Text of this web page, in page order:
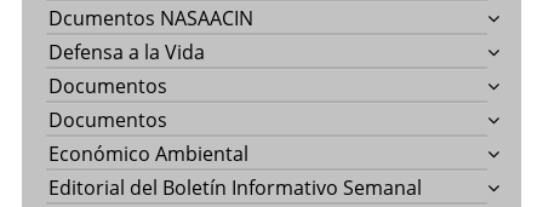
Dcumentos NASAACIN
Defensa a la Vida
Documentos
Documentos
Económico Ambiental
Editorial del Boletín Informativo Semanal